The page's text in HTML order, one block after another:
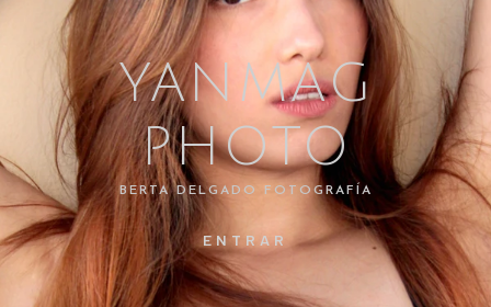
YANMAG
PHOTO
BERTA DELGADO FOTOGRAFÍA
ENTRAR